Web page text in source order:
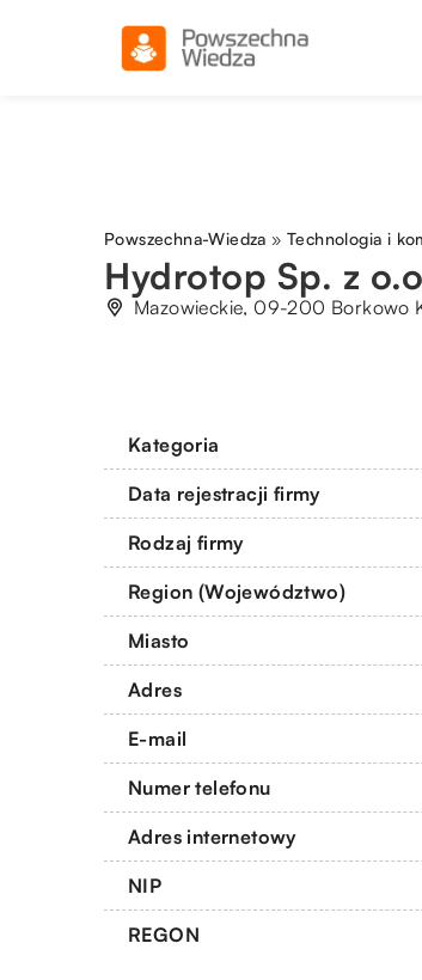
Powszechna-Wiedza »Technologia i
Hydrotop Sp. z
Mazowieckie, 09-200 Borkowo
Kategoria
Data rejestracji firmy
Rodzaj firmy
Region (Województwo)
Miasto
Adres
E-mail
Numer telefonu
Adres internetowy
NIP
REGON